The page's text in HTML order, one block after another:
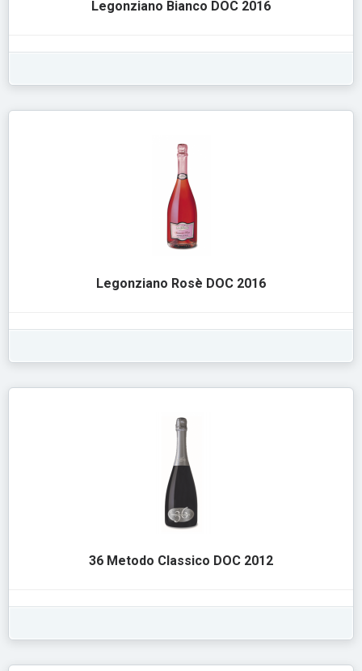
Legonziano Bianco DOC 2016
Legonziano Rosè DOC 2016
36 Metodo Classico DOC 2012